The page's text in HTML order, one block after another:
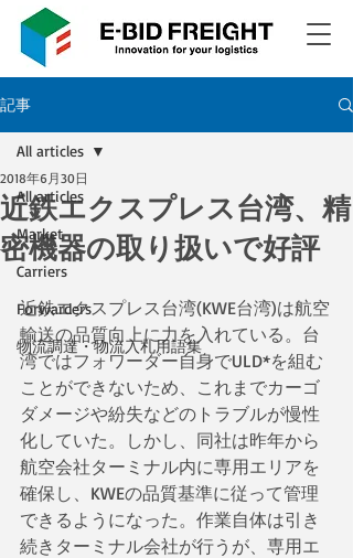
記事
All articles
Market
Carriers
Forwarders
物流調達・物流入札用語集
All articles
近鉄エクスプレス台湾、精
密機器の取り扱いで好評
2018年6月30日
近鉄エクスプレス台湾(KWE台湾)は航空
輸送の品質向上に力を入れている。台
湾ではフォワーダー自身でULD*を組む
ことができないため、これまでカーゴ
ダメージや紛失などのトラブルが慢性
化していた。しかし、同社は昨年から
航空会社ターミナル内に専用エリアを
確保し、KWEの品質基準に従って管理
できるようになった。作業自体は引き
続きターミナル会社が行うが、専用エ